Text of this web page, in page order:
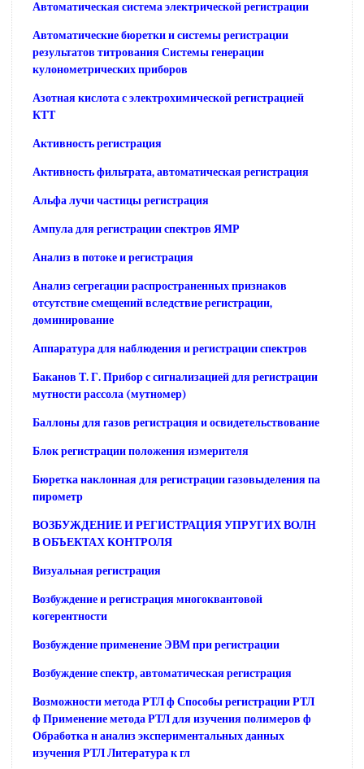
Автоматическая система электрической регистрации
Автоматические бюретки и системы регистрации
результатов титрования Системы генерации
кулонометрических приборов
Азотная кислота с электрохимической регистрацией
КТТ
Активность регистрация
Активность фильтрата, автоматическая регистрация
Альфа лучи частицы регистрация
Ампула для регистрации спектров ЯМР
Анализ в потоке и регистрация
Анализ сегрегации распространенных признаков
отсутствие смещений вследствие регистрации,
доминирование
Аппаратура для наблюдения и регистрации спектров
Баканов Т. Г. Прибор с сигнализацией для регистрации
мутности рассола (мутномер)
Баллоны для газов регистрация и освидетельствование
Блок регистрации положения измерителя
Бюретка наклонная для регистрации газовыделения па
пирометр
ВОЗБУЖДЕНИЕ И РЕГИСТРАЦИЯ УПРУГИХ ВОЛН
В ОБЪЕКТАХ КОНТРОЛЯ
Визуальная регистрация
Возбуждение и регистрация многоквантовой
когерентности
Возбуждение применение ЭВМ при регистрации
Возбуждение спектр, автоматическая регистрация
Возможности метода РТЛ ф Способы регистрации РТЛ
ф Применение метода РТЛ для изучения полимеров ф
Обработка н анализ экспериментальных данных
изучения РТЛ Литература к гл